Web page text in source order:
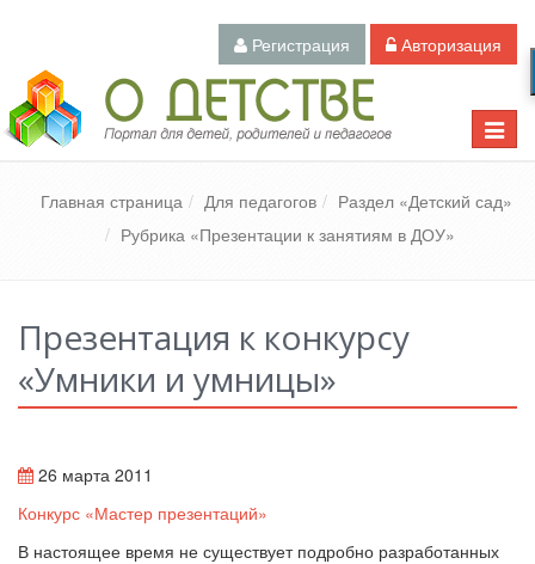
Регистрация Авторизация
Toggle
Педагогический портал «О детстве»
Главная страница Для педагогов
Раздел «Детский сад»
Рубрика «Презентации к занятиям в ДОУ»
Презентация к конкурсу
«Умники и умницы»
26 марта 2011
Конкурс «Мастер презентаций»
В настоящее время не существует подробно разработанных